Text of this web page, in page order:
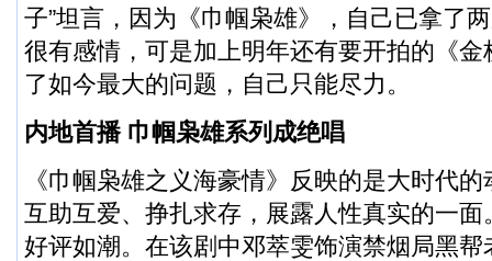
子”坦言，因为《巾帼枭雄》，自己已拿了
很有感情，可是加上明年还有要开拍的《
了如今最大的问题，自己只能尽力。
内地首播 巾帼枭雄系列成绝唱
《巾帼枭雄之义海豪情》反映的是大时代
互助互爱、挣扎求存，展露人性真实的一
好评如潮。在该剧中邓萃雯饰演禁烟局黑